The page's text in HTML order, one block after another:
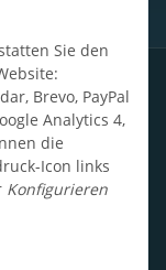
Sie den
Brevo, PayPal
Analytics 4,
die
Icon links
Konfigurieren
Sitemap
Sp.